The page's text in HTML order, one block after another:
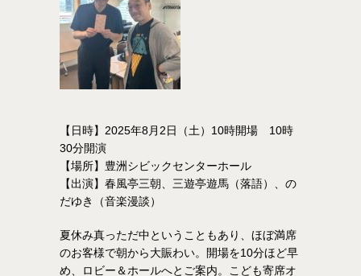
【日時】2025年8月2日（土）10時開場 10時
30分開演
【場所】豊洲シビックセンターホール
【出演】春風亭三朝、三遊亭遊馬（落語）、の
だゆき（音楽漫談）
夏休み真っただ中ということもあり、ほぼ満席
のお客様で朝から大賑わい。開場を10分ほど早
め、ロビー＆ホールへとご案内。こども寄席オ